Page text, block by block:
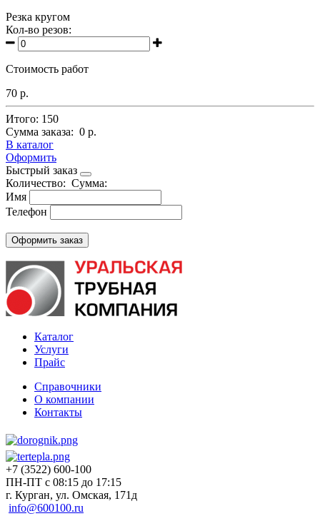
Резка кругом
Кол-во резов:
Стоимость работ
70 р.
Итого: 150
Сумма заказа: 0 р.
В каталог
Оформить
Быстрый заказ
Количество: Сумма:
Имя
Телефон
Каталог
Услуги
Прайс
Справочники
О компании
Контакты
+7 (3522) 600-100
ПН-ПТ с 08:15 до 17:15
г. Курган, ул. Омская, 171д
info@600100.ru